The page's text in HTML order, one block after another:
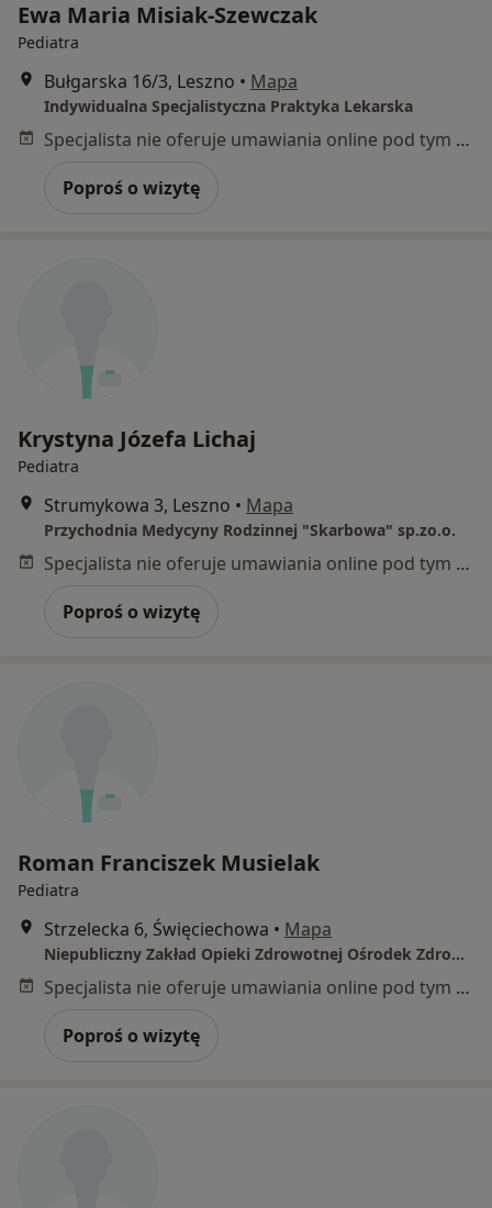
Ewa Maria Misiak-Szewczak
Pediatra
Bułgarska 16/3, Leszno • Mapa
Indywidualna Specjalistyczna Praktyka Lekarska
Specjalista nie oferuje umawiania online pod tym adresem.
Poproś o wizytę
Krystyna Józefa Lichaj
Pediatra
Strumykowa 3, Leszno • Mapa
Przychodnia Medycyny Rodzinnej "Skarbowa" sp.zo.o.
Specjalista nie oferuje umawiania online pod tym adresem.
Poproś o wizytę
Roman Franciszek Musielak
Pediatra
Strzelecka 6, Święciechowa • Mapa
Niepubliczny Zakład Opieki Zdrowotnej Ośrodek Zdrowia s.c.
Specjalista nie oferuje umawiania online pod tym adresem.
Poproś o wizytę